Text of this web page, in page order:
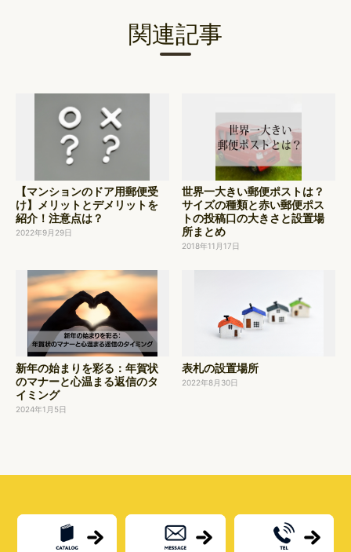
関連記事
【マンションのドア用郵便受
け】メリットとデメリットを
紹介！注意点は？
2022年9月29日
世界一大きい郵便ポストは？
サイズの種類と赤い郵便ポス
トの投稿口の大きさと設置場
所まとめ
2018年11月17日
新年の始まりを彩る：年賀状
のマナーと心温まる返信のタ
イミング
2024年1月5日
表札の設置場所
2022年8月30日